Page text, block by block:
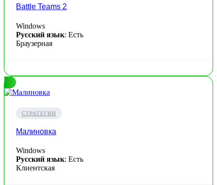
Battle Teams 2
Windows
Русский язык: Есть
Браузерная
СТРАТЕГИИ
Малиновка
Windows
Русский язык: Есть
Клиентская